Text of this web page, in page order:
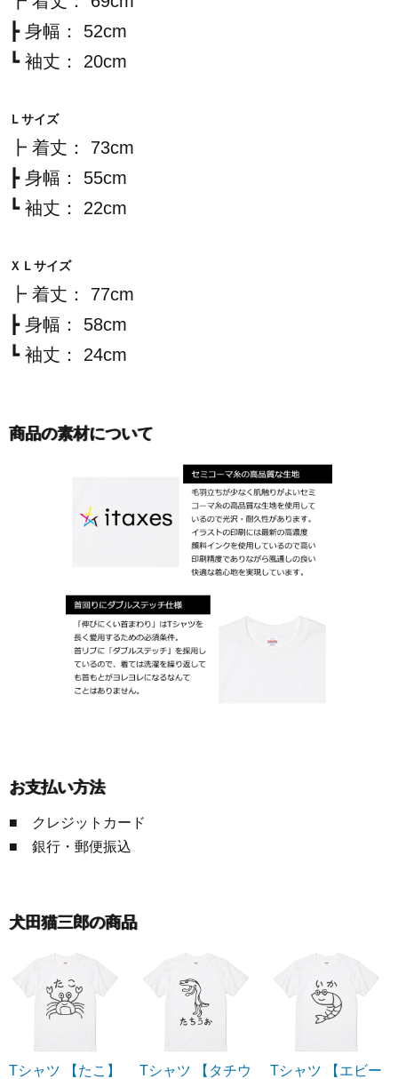
┣ 身幅： 52cm
┗ 袖丈： 20cm
Ｌサイズ
┣ 着丈： 73cm
┣ 身幅： 55cm
┗ 袖丈： 22cm
ＸＬサイズ
┣ 着丈： 77cm
┣ 身幅： 58cm
┗ 袖丈： 24cm
商品の素材について
お支払い方法
■ クレジットカード
■ 銀行・郵便振込
犬田猫三郎の商品
Tシャツ 【たこ】
Tシャツ 【タチウ
Tシャツ 【エビー